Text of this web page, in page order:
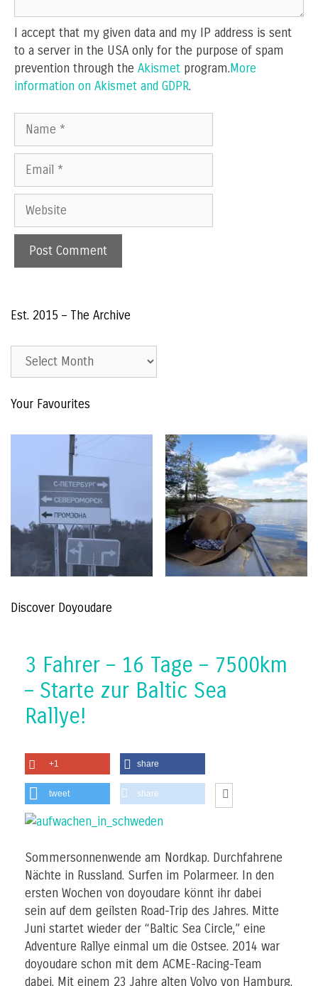
I accept that my given data and my IP address is sent
to a server in the USA only for the purpose of spam
prevention through the Akismet program.More
information on Akismet and GDPR.
Name
Email
Website
Est. 2015 – The Archive
Est.
The
Your Favourites
Discover Doyoudare
3 Fahrer – 16 Tage – 7500km
– Starte zur Baltic Sea
Rallye!
+1 share
tweet share
Sommersonnenwende am Nordkap. Durchfahrene
Nächte in Russland. Surfen im Polarmeer. In den
ersten Wochen von doyoudare könnt ihr dabei
sein auf dem geilsten Road-Trip des Jahres. Mitte
Juni startet wieder der “Baltic Sea Circle,” eine
Adventure Rallye einmal um die Ostsee. 2014 war
doyoudare schon mit dem ACME-Racing-Team
dabei. Mit einem 23 Jahre alten Volvo von Hamburg,